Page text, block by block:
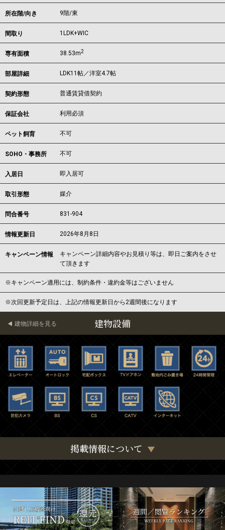
所在階/向き 9階/東
間取り 1LDK+WIC
専有面積 38.53m2
部屋詳細 LDK11帖／洋室4.7帖
契約形態 普通賃貸借契約
保証会社 利用必須
ペット飼育 不可
SOHO・事務所 不可
入居日 即入居可
取引形態 媒介
問合番号 831-904
情報更新日 2026年8月8日
キャンペーン情報
キャンペーン詳細内容やお見積り等は、即日ご案内をさせ
て頂きます
※キャンペーン適用には、制約条件・違約金等はございません
※次回更新予定日は、上記の情報更新日から2週間後になります
建物設備
建物詳細を見る
掲載情報について